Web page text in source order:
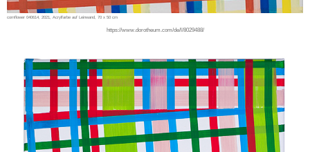
cornflower 040614, 2021, Acrylfarbe auf Leinwand, 70 x 50 cm
https://www.dorotheum.com/de/l/8029488/